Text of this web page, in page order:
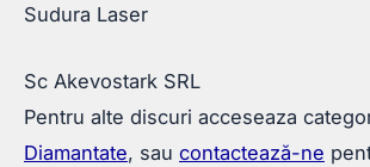
Sudura Laser
Sc Akevostark SRL
Pentru alte discuri acceseaza
Diamantate, sau contactează-ne